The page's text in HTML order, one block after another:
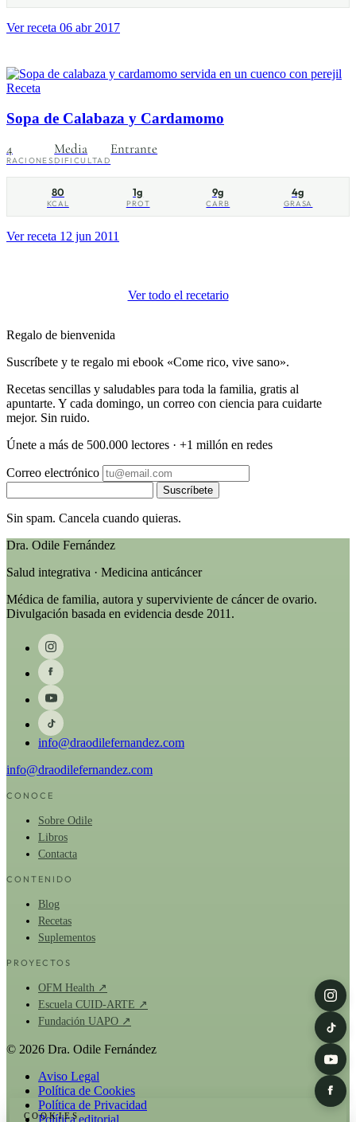
Ver receta 06 abr 2017
Receta
Sopa de Calabaza y Cardamomo
4
RACIONES
Media
DIFICULTAD
Entrante
80
KCAL
1g
PROT
9g
CARB
4g
GRASA
Ver receta 12 jun 2011
Ver todo el recetario
Regalo de bienvenida
Suscríbete y te regalo mi ebook «Come rico, vive sano».
Recetas sencillas y saludables para toda la familia, gratis al
apuntarte. Y cada domingo, un correo con ciencia para cuidarte
mejor. Sin ruido.
Únete a más de 500.000 lectores · +1 millón en redes
Correo electrónico
Suscríbete
Sin spam. Cancela cuando quieras.
Dra. Odile Fernández
Salud integrativa · Medicina anticáncer
Médica de familia, autora y superviviente de cáncer de ovario.
Divulgación basada en evidencia desde 2011.
info@draodilefernandez.com
info@draodilefernandez.com
CONOCE
Sobre Odile
Libros
Contacta
CONTENIDO
Blog
Recetas
Suplementos
PROYECTOS
OFM Health ↗
Escuela CUID-ARTE ↗
Fundación UAPO ↗
© 2026 Dra. Odile Fernández
Aviso Legal
Política de Cookies
Política de Privacidad
COOKIES